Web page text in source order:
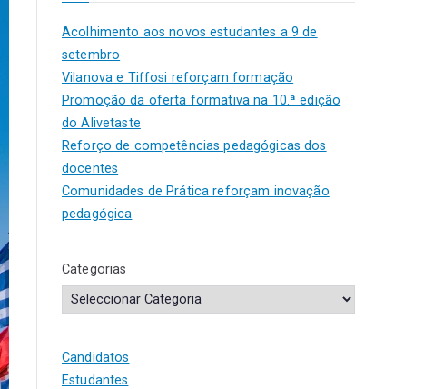
Acolhimento aos novos estudantes a 9 de
setembro
Vilanova e Tiffosi reforçam formação
Promoção da oferta formativa na 10.ª edição
do Alivetaste
Reforço de competências pedagógicas dos
docentes
Comunidades de Prática reforçam inovação
pedagógica
Categorias
Candidatos
Estudantes